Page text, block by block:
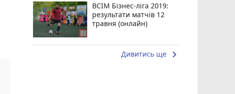
ВСІМ Бізнес-ліга 2019:
результати матчів 12
травня (онлайн)
Дивитись ще keyboard_arrow_right